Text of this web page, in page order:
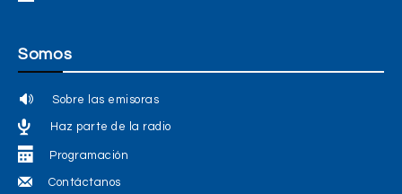
Somos
Sobre las emisoras
Haz parte de la radio
Programación
Contáctanos